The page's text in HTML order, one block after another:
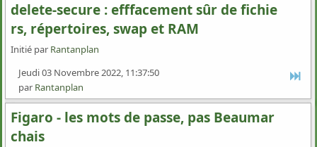
delete-secure : efffacement sûr de fichie
rs, répertoires, swap et RAM
Initié par Rantanplan
Jeudi 03 Novembre 2022, 11:37:50
par Rantanplan
Figaro - les mots de passe, pas Beaumar
chais